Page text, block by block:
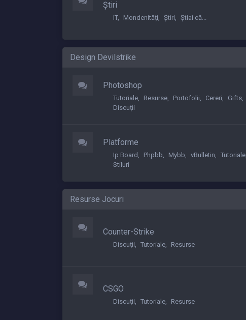
Știri
IT Mondenități Știri Știai că...
Design Devilstrike
Photoshop
Tutoriale Resurse Portofolii Cereri
Gifts
Discuții
Platforme
Ip Board Phpbb Mybb vBulletin
Tutoriale
Stiluri
Resurse Jocuri
Counter-Strike
Discuții Tutoriale Resurse
CSGO
Discuții Tutoriale Resurse